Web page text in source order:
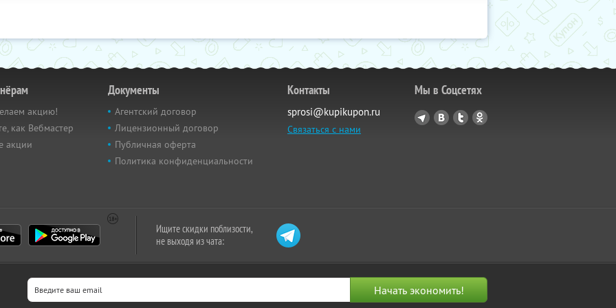
акцию!
как Вебмастер
акции
Документы
Агентский договор
Лицензионный договор
Публичная оферта
Политика конфиденциальности
Контакты
sprosi@kupikupon.ru
Связаться с нами
Мы в Соцсетях
Ищите скидки поблизости,
не выходя из чата: